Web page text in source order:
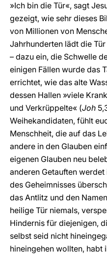
»Ich bin die Tür«, sagt
gezeigt, wie sehr dieses
von Millionen von
Jahrhunderten lädt die
– dazu ein, die Schwelle
einigen Fällen wurde das
errichtet, wie das alte
dessen Hallen »viele
und Verkrüppelte« (Joh
Weihekandidaten, fühlt
Menschheit, die auf das
andere in den Glauben
eigenen Glauben neu
anderen Getauften
des Geheimnisses
das Antlitz und den
heilige Tür niemals,
Hindernis für diejenigen,
selbst seid nicht
hineingehen wollten, habt